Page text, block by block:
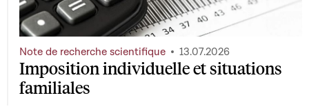
Imposition individuelle et situations
familiales
Note de recherche scientifique 13.07.2026